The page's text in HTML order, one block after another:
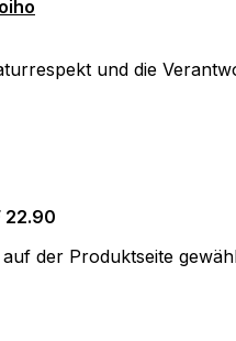
und die
22.90
der Produktseite